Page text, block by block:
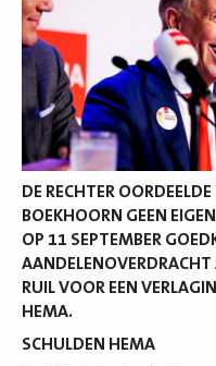
DE RECHTER
BOEKHOORN GEEN
OP 11 SEPTEMBER
RUIL VOOR EEN
HEMA.
SCHULDEN HEMA